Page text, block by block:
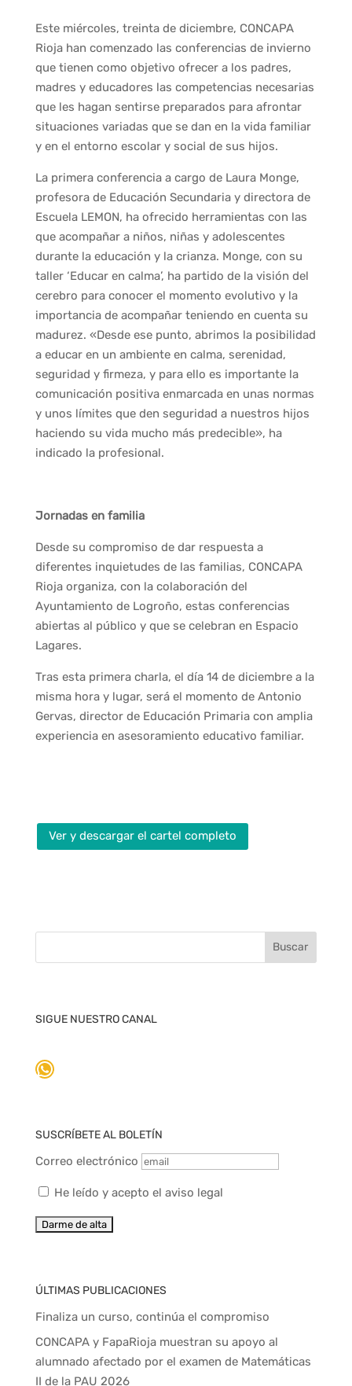
Este miércoles, treinta de diciembre, CONCAPA
Rioja han comenzado las conferencias de invierno
que tienen como objetivo ofrecer a los padres,
madres y educadores las competencias necesarias
que les hagan sentirse preparados para afrontar
situaciones variadas que se dan en la vida familiar
y en el entorno escolar y social de sus hijos.
La primera conferencia a cargo de Laura Monge,
profesora de Educación Secundaria y directora de
Escuela LEMON, ha ofrecido herramientas con las
que acompañar a niños, niñas y adolescentes
durante la educación y la crianza. Monge, con su
taller ‘Educar en calma’, ha partido de la visión del
cerebro para conocer el momento evolutivo y la
importancia de acompañar teniendo en cuenta su
madurez. «Desde ese punto, abrimos la posibilidad
a educar en un ambiente en calma, serenidad,
seguridad y firmeza, y para ello es importante la
comunicación positiva enmarcada en unas normas
y unos límites que den seguridad a nuestros hijos
haciendo su vida mucho más predecible», ha
indicado la profesional.
Jornadas en familia
Desde su compromiso de dar respuesta a
diferentes inquietudes de las familias, CONCAPA
Rioja organiza, con la colaboración del
Ayuntamiento de Logroño, estas conferencias
abiertas al público y que se celebran en Espacio
Lagares.
Tras esta primera charla, el día 14 de diciembre a la
misma hora y lugar, será el momento de Antonio
Gervas, director de Educación Primaria con amplia
experiencia en asesoramiento educativo familiar.
Ver y descargar el cartel completo
SIGUE NUESTRO CANAL
WhatsApp
SUSCRÍBETE AL BOLETÍN
Correo electrónico
He leído y acepto el aviso legal
ÚLTIMAS PUBLICACIONES
Finaliza un curso, continúa el compromiso
CONCAPA y FapaRioja muestran su apoyo al
alumnado afectado por el examen de Matemáticas
II de la PAU 2026